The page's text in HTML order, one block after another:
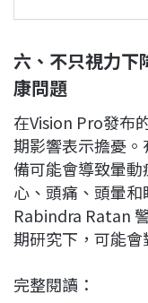
六、不只視力下
康問題
在Vision Pro發布
期影響表示擔憂
備可能會導致暈
心、頭痛、頭暈
Rabindra Ratan
期研究下，可能會
完整閱讀：